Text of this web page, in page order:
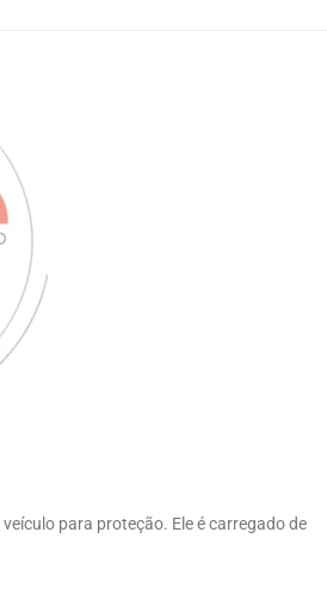
para proteção. Ele é carregado de